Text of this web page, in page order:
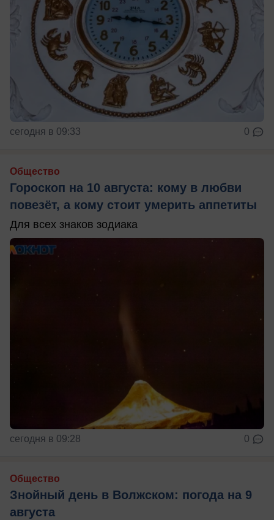
сегодня в 09:33 0
Общество
Гороскоп на 10 августа: кому в любви
повезёт, а кому стоит умерить аппетиты
Для всех знаков зодиака
сегодня в 09:28 0
Общество
Знойный день в Волжском: погода на 9
августа